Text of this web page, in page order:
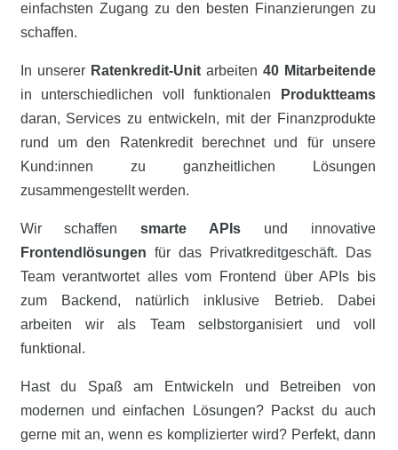
einfachsten Zugang zu den besten Finanzierungen zu
schaffen.
In unserer Ratenkredit-Unitarbeiten 40 Mitarbeitende
in unterschiedlichen voll funktionalen
Produktteams
daran, Services zu entwickeln, mit der Finanzprodukte
rund um den Ratenkredit berechnet und für unsere
Kund:innen zu ganzheitlichen Lösungen
zusammengestellt werden.
Wir schaffensmarte APIs und innovative
Frontendlösungen für das Privatkreditgeschäft. Das
Team verantwortet alles vom Frontend über APIs bis
zum Backend, natürlich inklusive Betrieb. Dabei
arbeiten wir als Team selbstorganisiert und voll
funktional.
Hast du Spaß am Entwickeln und Betreiben von
modernen und einfachen Lösungen? Packst du auch
gerne mit an, wenn es komplizierter wird? Perfekt, dann